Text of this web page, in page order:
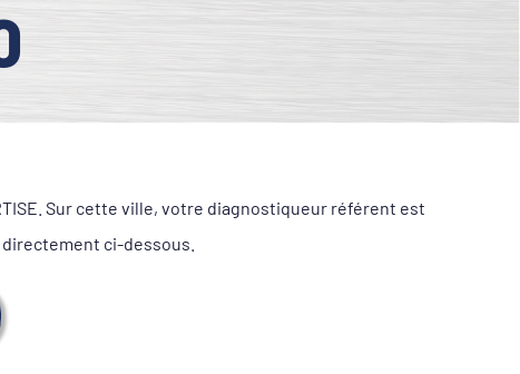
Sur cette ville, votre diagnostiqueur référent est
directement ci-dessous.